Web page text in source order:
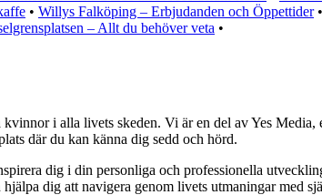
• Willys Falköping – Erbjudanden och Öppettider•
– Allt du behöver veta •
i alla livets skeden. Vi är en del av Yes Media,
där du kan känna dig sedd och hörd.
dig i din personliga och professionella
dig att navigera genom livets utmaningar med